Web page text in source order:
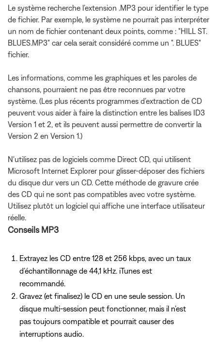
Le système recherche l’extension .MP3 pour identifier le type
de fichier. Par exemple, le système ne pourrait pas interpréter
un nom de fichier contenant deux points, comme : "HILL ST.
BLUES.MP3" car cela serait considéré comme un ". BLUES"
fichier.
Les informations, comme les graphiques et les paroles de
chansons, pourraient ne pas être reconnues par votre
système. (Les plus récents programmes d’extraction de CD
peuvent vous aider à faire la distinction entre les balises ID3
Version 1 et 2, et ils peuvent aussi permettre de convertir la
Version 2 en Version 1.)
N'utilisez pas de logiciels comme Direct CD, qui utilisent
Microsoft Internet Explorer pour glisser-déposer des fichiers
du disque dur vers un CD. Cette méthode de gravure crée
des CD qui ne sont pas compatibles avec votre système.
Utilisez plutôt un logiciel qui affiche une interface utilisateur
réelle.
Conseils MP3
Extrayez les CD entre 128 et 256 kbps, avec un taux
d’échantillonnage de 44,1 kHz. iTunes est
recommandé.
Gravez (et finalisez) le CD en une seule session. Un
disque multi-session peut fonctionner, mais il n’est
pas toujours compatible et pourrait causer des
interruptions audio.